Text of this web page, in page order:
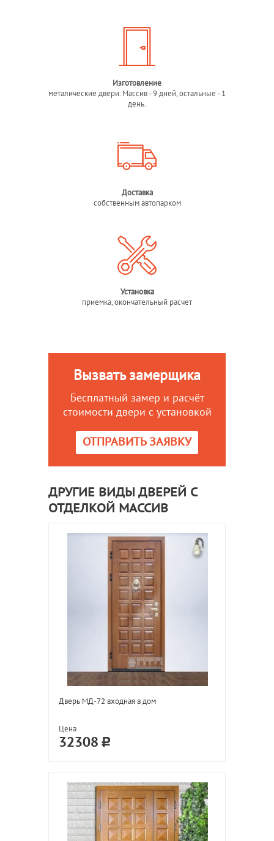
Изготовление
металические двери. Массив - 9 дней, остальные - 1
день.
Доставка
собственным автопарком
Установка
приемка, окончательный расчет
Вызвать замерщика
Бесплатный замер и расчёт
стоимости двери с установкой
ОТПРАВИТЬ ЗАЯВКУ
ДРУГИЕ ВИДЫ ДВЕРЕЙ С
ОТДЕЛКОЙ МАССИВ
Дверь МД-72 входная в дом
Цена
32308